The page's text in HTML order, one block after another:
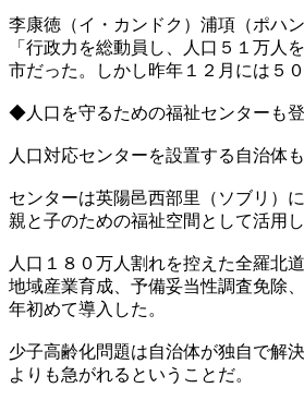
李康徳（イ・カンドク）浦項（ポハ
「行政力を総動員し、人口５１万
市だった。しかし昨年１２月には５
◆人口を守るための福祉センターも
人口対応センターを設置する自治体
センターは英陽邑西部里（ソブリ）
親と子のための福祉空間として活用
人口１８０万人割れを控えた全羅北
地域産業育成、予備妥当性調査免除
年初めて導入した。
少子高齢化問題は自治体が独自で解
よりも急がれるということだ。